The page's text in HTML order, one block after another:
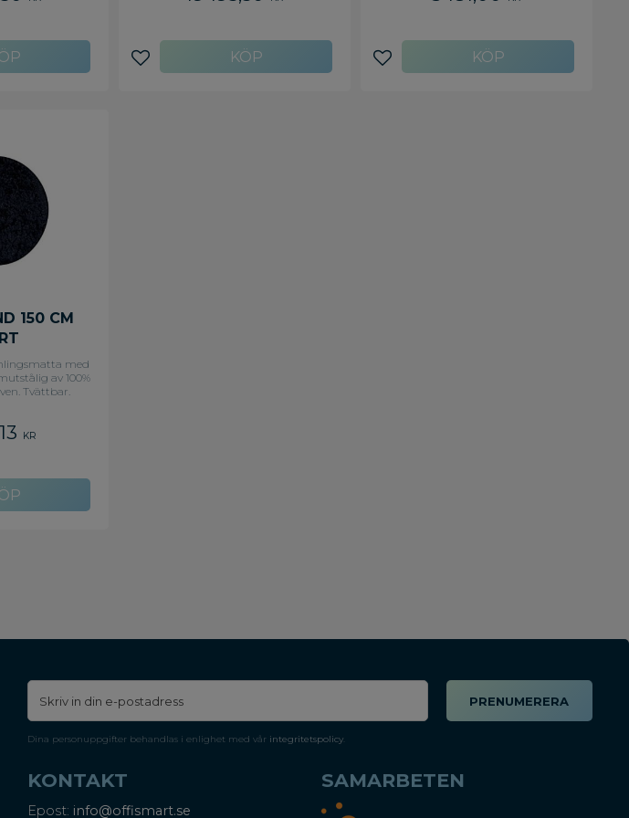
Lägg till i favoriter Lägg till i favoriter
150 CM
med
av 100%
Tvättbar.
KR
PRENUMERERA
Dina personuppgifter behandlas i enlighet med vår integritetspolicy.
KONTAKT
Epost: info@offismart.se
SAMARBETEN